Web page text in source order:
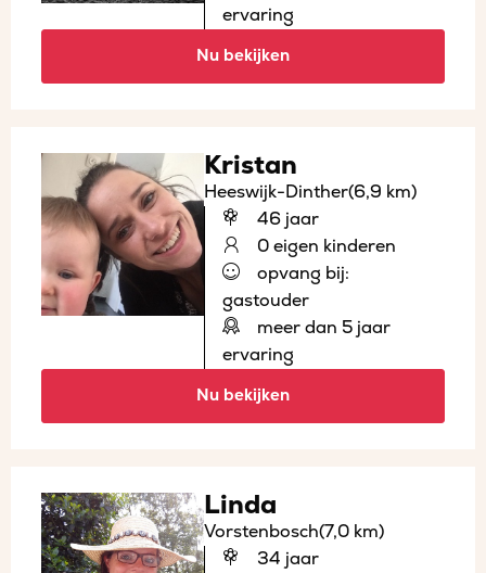
ervaring
Nu bekijken
Kristan
Heeswijk-Dinther(6,9 km)
46 jaar
0 eigen kinderen
opvang bij:
gastouder
meer dan 5 jaar
ervaring
Nu bekijken
Linda
Vorstenbosch(7,0 km)
34 jaar